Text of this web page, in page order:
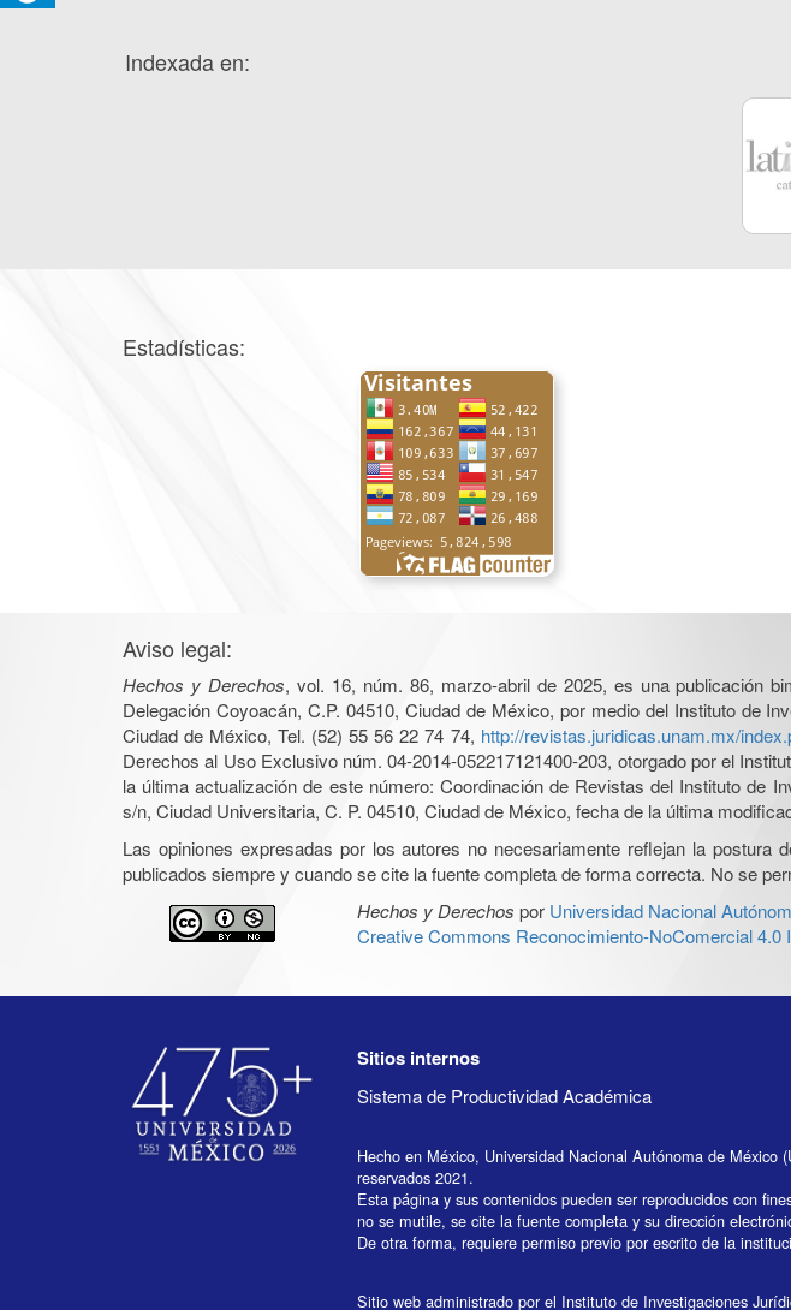
Indexada en:
Estadísticas:
Aviso legal:
Hechos y Derechos, vol. 16, núm. 86, marzo-abril de 2025, es una publicación
Delegación Coyoacán, C.P. 04510, Ciudad de México, por medio del Instituto de
Ciudad de México, Tel. (52) 55 56 22 74 74, http://revistas.juridicas.unam.mx/
Derechos al Uso Exclusivo núm. 04-2014-052217121400-203, otorgado por el
la última actualización de este número: Coordinación de Revistas del Instituto de
s/n, Ciudad Universitaria, C. P. 04510, Ciudad de México, fecha de la última
Las opiniones expresadas por los autores no necesariamente reflejan la
publicados siempre y cuando se cite la fuente completa de forma correcta. No se
Hechos y Derechos por Universidad Nacional
Creative Commons Reconocimiento-NoComercial 4.0
Sitios internos
Sistema de Productividad Académica
Hecho en México, Universidad Nacional Autónoma de México
reservados 2021.
Esta página y sus contenidos pueden ser reproducidos con
no se mutile, se cite la fuente completa y su dirección
De otra forma, requiere permiso previo por escrito de la
Sitio web administrado por el Instituto de Investigaciones